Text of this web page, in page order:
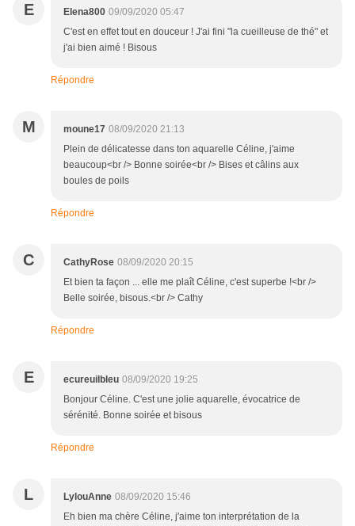
E Elena800 09/09/2020 05:47
C'est en effet tout en douceur ! J'ai fini "la cueilleuse de thé" et
j'ai bien aimé ! Bisous
Répondre
M moune17 08/09/2020 21:13
Plein de délicatesse dans ton aquarelle Céline, j'aime
beaucoup<br /> Bonne soirée<br /> Bises et câlins aux
boules de poils
Répondre
C CathyRose 08/09/2020 20:15
Et bien ta façon ... elle me plaît Céline, c'est superbe !<br />
Belle soirée, bisous.<br /> Cathy
Répondre
E ecureuilbleu 08/09/2020 19:25
Bonjour Céline. C'est une jolie aquarelle, évocatrice de
sérénité. Bonne soirée et bisous
Répondre
L LylouAnne 08/09/2020 15:46
Eh bien ma chère Céline, j'aime ton interprétation de la